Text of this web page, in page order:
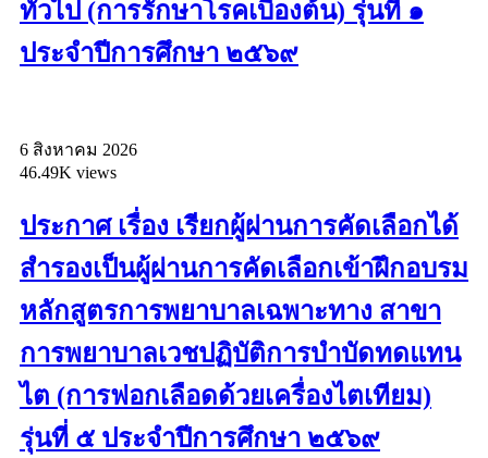
ทั่วไป (การรักษาโรคเบื้องต้น) รุ่นที่ ๑
ประจำปีการศึกษา ๒๕๖๙
6 สิงหาคม 2026
46.49K views
ประกาศ เรื่อง เรียกผู้ผ่านการคัดเลือกได้
สำรองเป็นผู้ผ่านการคัดเลือกเข้าฝึกอบรม
หลักสูตรการพยาบาลเฉพาะทาง สาขา
การพยาบาลเวชปฏิบัติการบำบัดทดแทน
ไต (การฟอกเลือดด้วยเครื่องไตเทียม)
รุ่นที่ ๕ ประจำปีการศึกษา ๒๕๖๙